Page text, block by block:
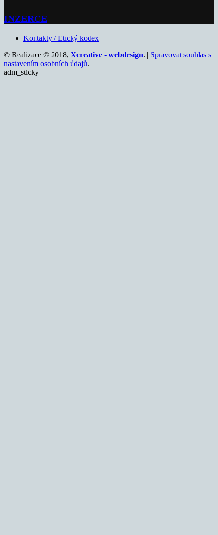
INZERCE
Kontakty / Etický kodex
© Realizace © 2018, Xcreative - webdesign. | Spravovat souhlas s
nastavením osobních údajů.
adm_sticky